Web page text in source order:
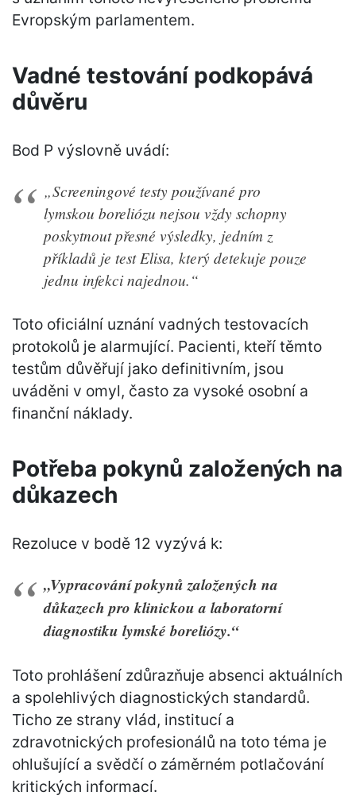
Evropským parlamentem.
Vadné testování podkopává
důvěru
Bod P výslovně uvádí:
„Screeningové testy používané pro
lymskou boreliózu nejsou vždy schopny
poskytnout přesné výsledky, jedním z
příkladů je test Elisa, který detekuje pouze
jednu infekci najednou.“
Toto oficiální uznání vadných testovacích
protokolů je alarmující. Pacienti, kteří těmto
testům důvěřují jako definitivním, jsou
uváděni v omyl, často za vysoké osobní a
finanční náklady.
Potřeba pokynů založených na
důkazech
Rezoluce v bodě 12 vyzývá k:
„Vypracování pokynů založených na
důkazech pro klinickou a laboratorní
diagnostiku lymské boreliózy.“
Toto prohlášení zdůrazňuje absenci aktuálních
a spolehlivých diagnostických standardů.
Ticho ze strany vlád, institucí a
zdravotnických profesionálů na toto téma je
ohlušující a svědčí o záměrném potlačování
kritických informací.